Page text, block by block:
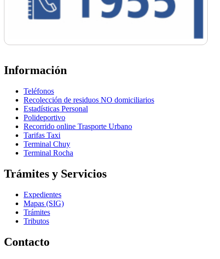
Información
Teléfonos
Recolección de residuos NO domiciliarios
Estadísticas Personal
Polideportivo
Recorrido online Trasporte Urbano
Tarifas Taxi
Terminal Chuy
Terminal Rocha
Trámites y Servicios
Expedientes
Mapas (SIG)
Trámites
Tributos
Contacto